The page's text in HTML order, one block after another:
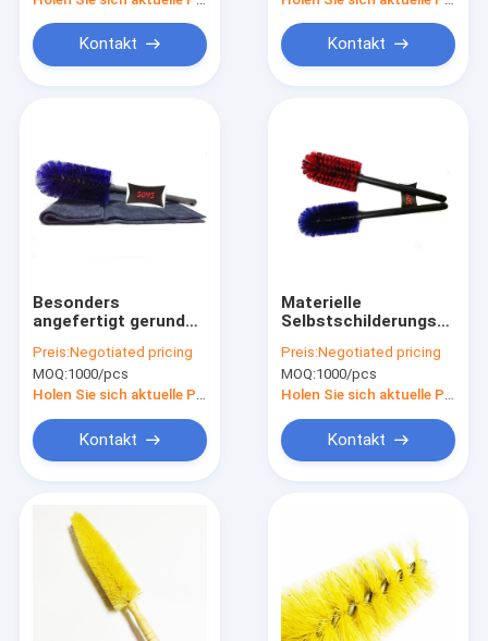
Kontakt Kontakt
Besonders
angefertigt gerundet
Selbstschilderungsbürsten
für Auto
Preis:Negotiated pricing
MOQ:1000/pcs
Kontakt
Materielle
Wäsche
Preis:Negotiated pricing
MOQ:1000/pcs
Kontakt